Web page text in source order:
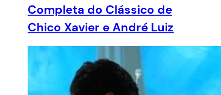
Completa do Clássico de
Chico Xavier e André Luiz